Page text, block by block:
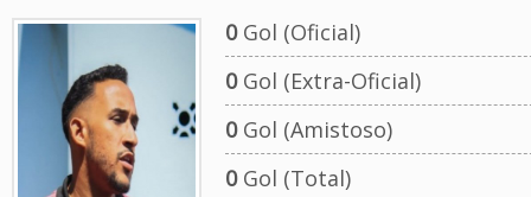
0Gol (Oficial)
0Gol (Extra-Oficial)
0Gol (Amistoso)
0Gol (Total)